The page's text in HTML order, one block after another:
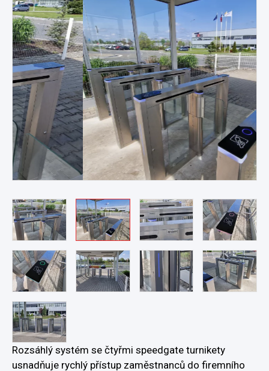
Rozsáhlý systém se čtyřmi speedgate turnikety
usnadňuje rychlý přístup zaměstnanců do firemního